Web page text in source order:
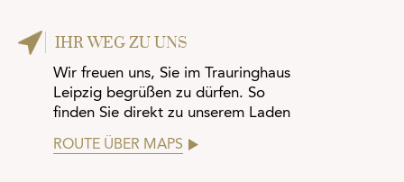
IHR WEG ZU UNS
Wir freuen uns, Sie im Trauringhaus
Leipzig begrüßen zu dürfen. So
finden Sie direkt zu unserem Laden
ROUTE ÜBER MAPS